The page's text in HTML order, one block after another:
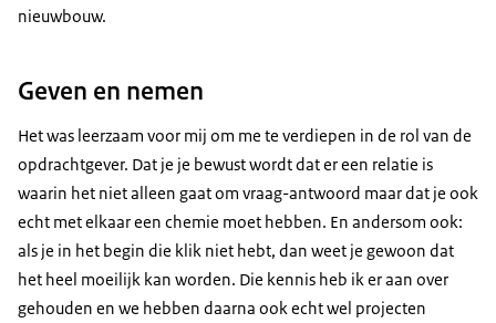
nieuwbouw.
Geven en nemen
Het was leerzaam voor mij om me te verdiepen in de rol van de
opdrachtgever. Dat je je bewust wordt dat er een relatie is
waarin het niet alleen gaat om vraag-antwoord maar dat je ook
echt met elkaar een chemie moet hebben. En andersom ook:
als je in het begin die klik niet hebt, dan weet je gewoon dat
het heel moeilijk kan worden. Die kennis heb ik er aan over
gehouden en we hebben daarna ook echt wel projecten